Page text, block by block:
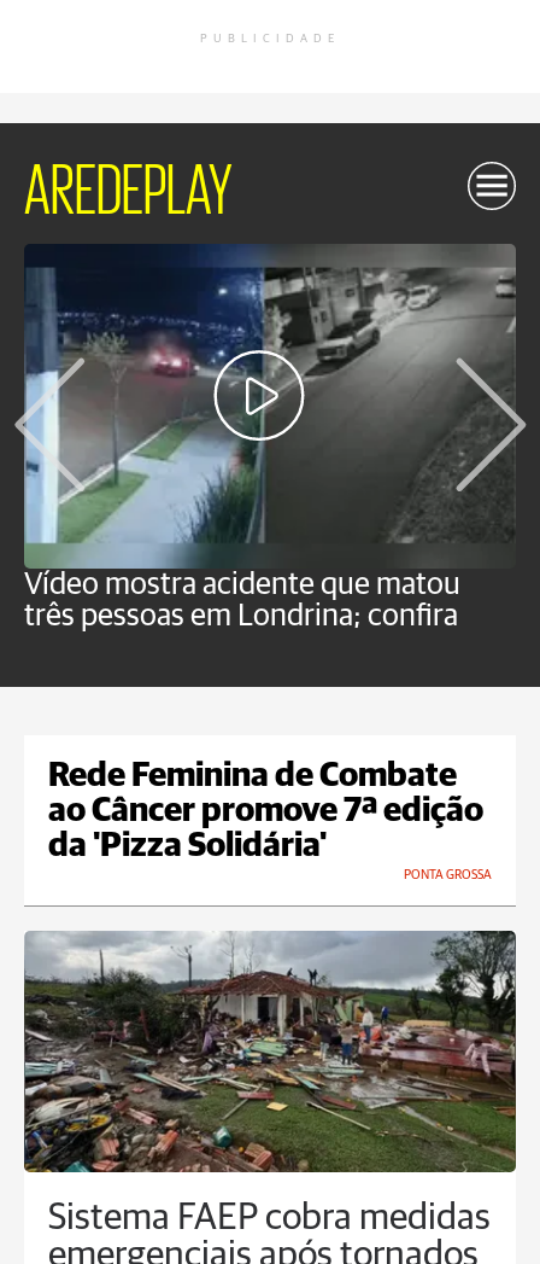
PUBLICIDADE
AREDEPLAY
Vídeo mostra acidente que matou
três pessoas em Londrina; confira
Rede Feminina de Combate
ao Câncer promove 7ª edição
da 'Pizza Solidária'
PONTA GROSSA
Sistema FAEP cobra medidas
emergenciais após tornados